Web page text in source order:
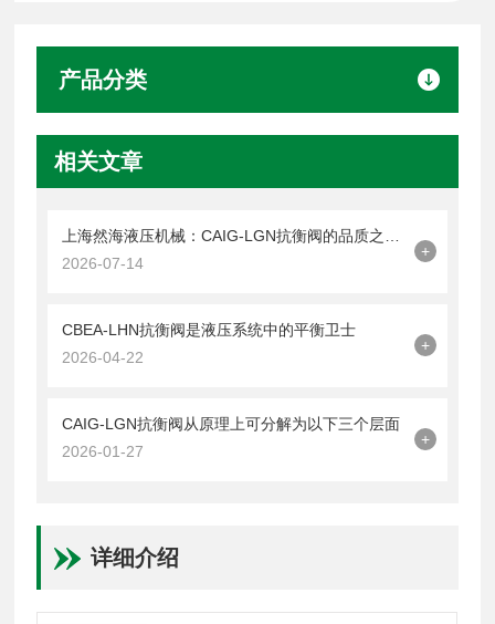
产品分类
相关文章
2026-07-14
+
CBEA-LHN抗衡阀是液压系统中的平衡卫士
2026-04-22
+
CAIG-LGN抗衡阀从原理上可分解为以下三个层面
2026-01-27
+
详细介绍